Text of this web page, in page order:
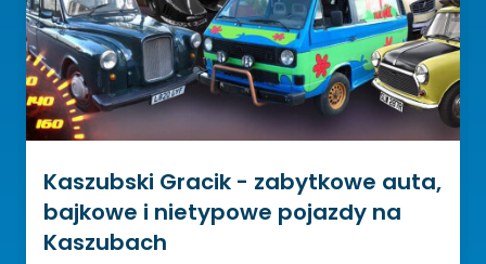
Kaszubski Gracik - zabytkowe auta,
bajkowe i nietypowe pojazdy na
Kaszubach